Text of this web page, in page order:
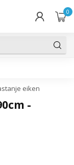
0
eiken
-